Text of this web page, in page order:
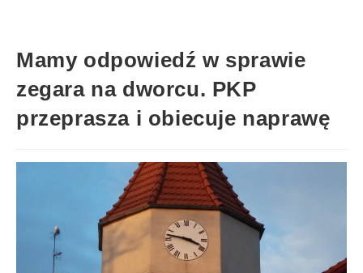
Mamy odpowiedź w sprawie
zegara na dworcu. PKP
przeprasza i obiecuje naprawę